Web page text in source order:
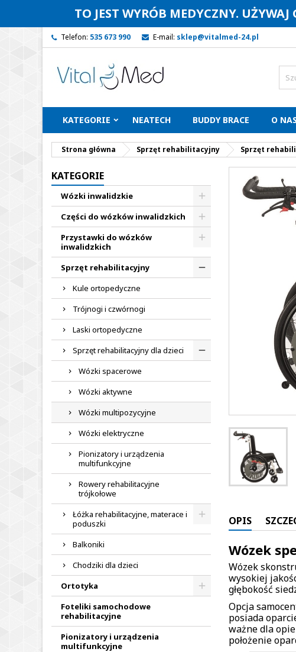
TO JEST WYRÓB MEDYCZNY.
Telefon: 535 673 990 E-mail: sklep@vitalmed-24.pl
KATEGORIE NEATECH BUDDY BRACE O
Strona główna Sprzęt rehabilitacyjny Sprzęt
KATEGORIE
Wózki inwalidzkie
Części do wózków inwalidzkich
Przystawki do wózków
inwalidzkich
Sprzęt rehabilitacyjny
Kule ortopedyczne
Trójnogi i czwórnogi
Laski ortopedyczne
Sprzęt rehabilitacyjny dla dzieci
Wózki spacerowe
Wózki aktywne
Wózki multipozycyjne
Wózki elektryczne
Pionizatory i urządzenia
multifunkcyjne
Rowery rehabilitacyjne
trójkołowe
Łóżka rehabilitacyjne, materace i
poduszki
Balkoniki
Chodziki dla dzieci
Ortotyka
Foteliki samochodowe
rehabilitacyjne
Pionizatory i urządzenia
multifunkcyjne
OPIS
Wózek
Wózek
wysokiej
głębokość
Opcja
posiada
ważne dla
położenie